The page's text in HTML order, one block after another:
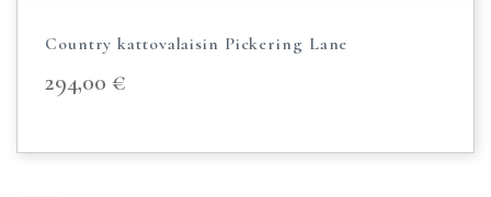
Country kattovalaisin Pickering Lane
294,00 €